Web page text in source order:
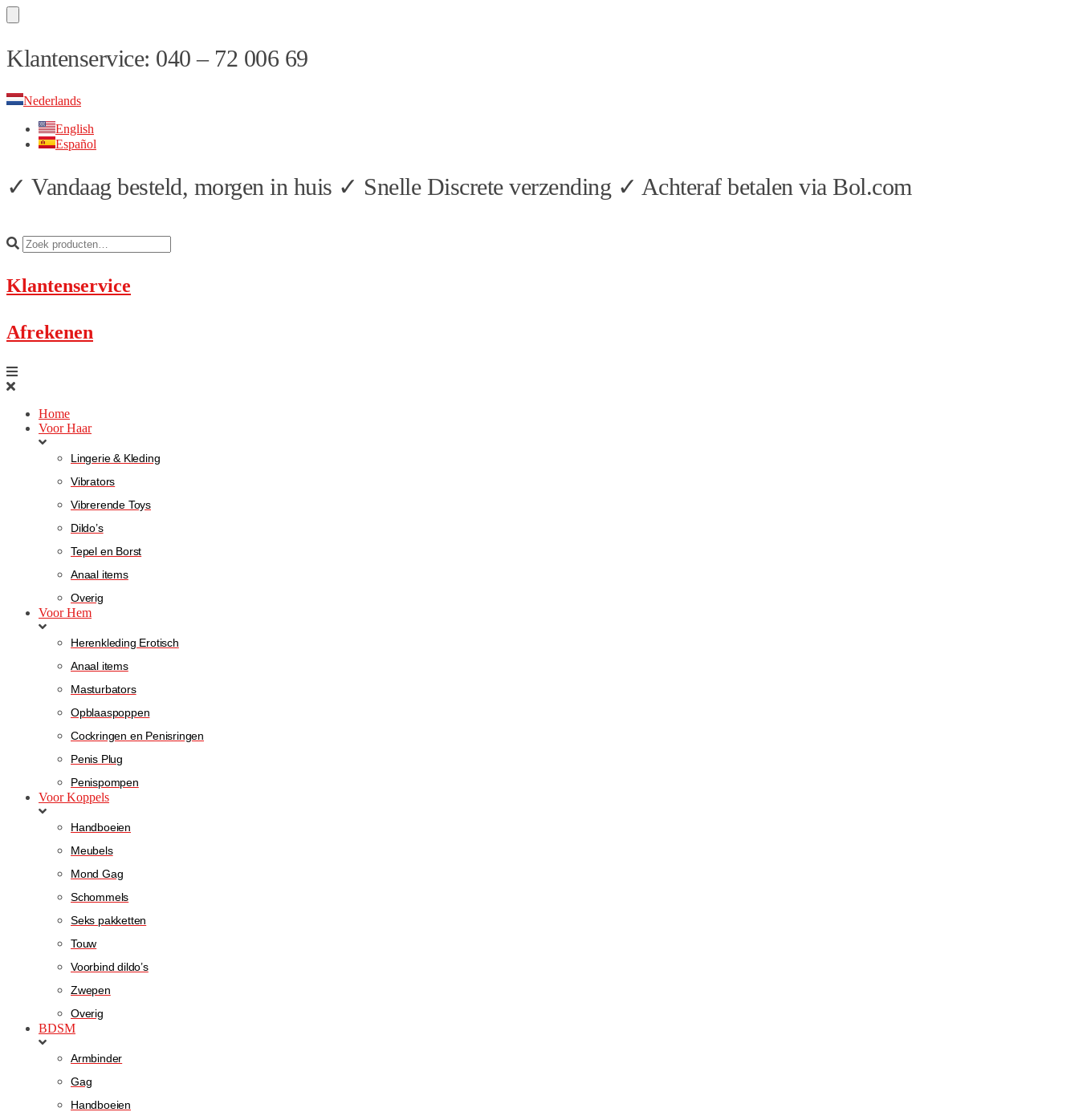
Skip
to
Skip
to
Klantenservice: 040 – 72 006 69
Nederlands
English
Español
✓ Vandaag besteld, morgen in huis ✓ Snelle Discrete verzending ✓ Achteraf betalen via Bol.com
Klantenservice
Afrekenen
Home
Voor Haar
Lingerie & Kleding
Vibrators
Vibrerende Toys
Dildo’s
Tepel en Borst
Anaal items
Overig
Voor Hem
Herenkleding Erotisch
Anaal items
Masturbators
Opblaaspoppen
Cockringen en Penisringen
Penis Plug
Penispompen
Voor Koppels
Handboeien
Meubels
Mond Gag
Schommels
Seks pakketten
Touw
Voorbind dildo’s
Zwepen
Overig
BDSM
Armbinder
Gag
Handboeien